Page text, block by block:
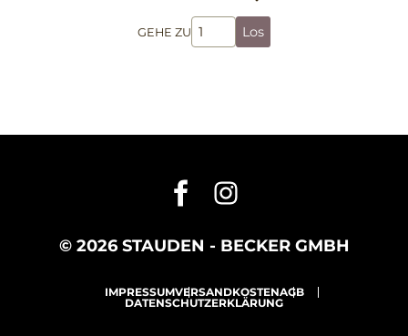
GEHE ZU Los
© 2026 STAUDEN - BECKER GMBH
IMPRESSUMVERSANDKOSTENAGB
DATENSCHUTZERKLÄRUNG